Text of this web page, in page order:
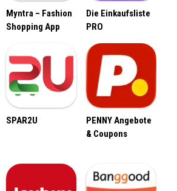
Myntra – Fashion
Shopping App
Die Einkaufsliste
PRO
SPAR2U
PENNY Angebote
& Coupons